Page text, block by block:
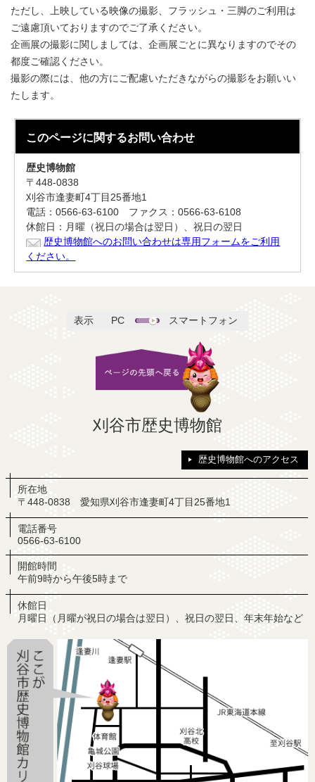
ただし、上映している映像の撮影、フラッシュ・三脚のご利用は
ご遠慮頂いておりますのでご了承ください。
企画展の撮影に関しましては、企画展ごとに異なりますのでその
都度ご確認ください。
撮影の際には、他の方にご配慮いただきながらの撮影をお願いい
たします。
このページに関するお問い合わせ
歴史博物館
〒448-0838
刈谷市逢妻町4丁目25番地1
電話：0566-63-6100 ファクス：0566-63-6108
休館日：月曜（祝日の場合は翌日）、祝日の翌日
歴史博物館へのお問い合わせは専用フォームをご利用
ください。
表示 PC スマートフォン
刈谷市歴史博物館
歴史博物館へのアクセス
所在地
〒448-0838 愛知県刈谷市逢妻町4丁目25番地1
電話番号
0566-63-6100
開館時間
午前9時から午後5時まで
休館日
月曜日（月曜が祝日の場合は翌日）、祝日の翌日、年末年始など